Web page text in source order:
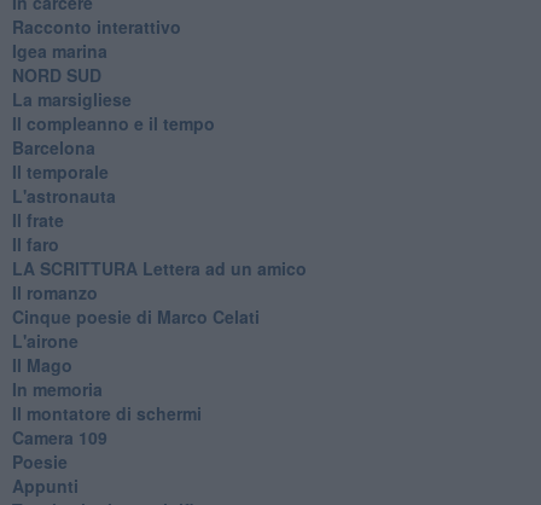
Racconto interattivo
Igea marina
​NORD SUD
La marsigliese
Il compleanno e il tempo
Barcelona
Il temporale
L'astronauta
Il frate
Il faro
​LA SCRITTURA Lettera ad un amico
Il romanzo
Cinque poesie di Marco Celati
L'airone
Il Mago
In memoria
Il montatore di schermi
Camera 109
Poesie
Appunti